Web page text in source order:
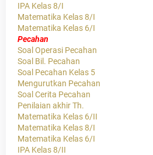
IPA Kelas 8/I
Matematika Kelas 8/I
Matematika Kelas 6/I
Pecahan
Soal Operasi Pecahan
Soal Bil. Pecahan
Soal Pecahan Kelas 5
Mengurutkan Pecahan
Soal Cerita Pecahan
Penilaian akhir Th.
Matematika Kelas 6/II
Matematika Kelas 8/I
Matematika Kelas 6/I
IPA Kelas 8/II